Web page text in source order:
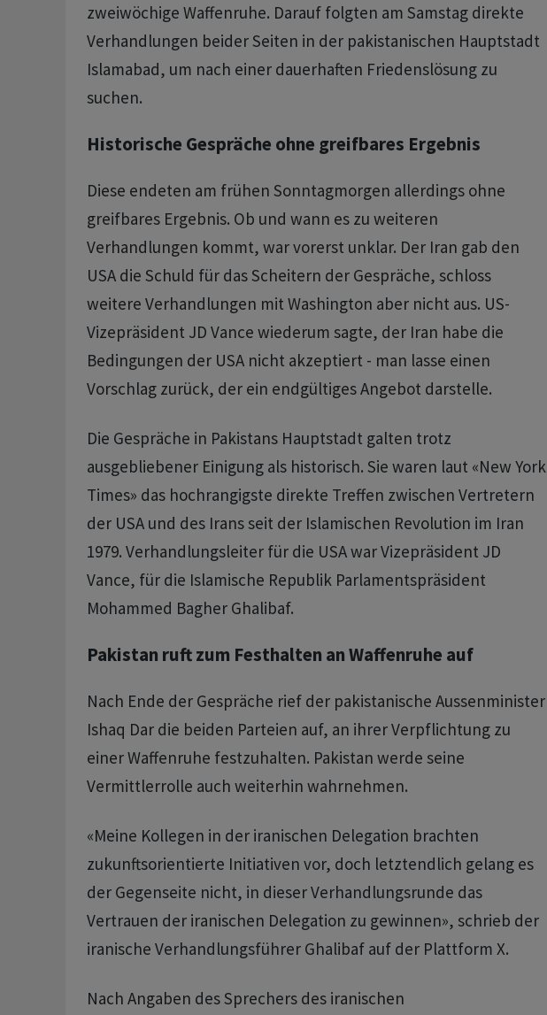
zweiwöchige Waffenruhe. Darauf folgten am Samstag direkte
Verhandlungen beider Seiten in der pakistanischen Hauptstadt
Islamabad, um nach einer dauerhaften Friedenslösung zu
suchen.
Historische Gespräche ohne greifbares Ergebnis
Diese endeten am frühen Sonntagmorgen allerdings ohne
greifbares Ergebnis. Ob und wann es zu weiteren
Verhandlungen kommt, war vorerst unklar. Der Iran gab den
USA die Schuld für das Scheitern der Gespräche, schloss
weitere Verhandlungen mit Washington aber nicht aus. US-
Vizepräsident JD Vance wiederum sagte, der Iran habe die
Bedingungen der USA nicht akzeptiert - man lasse einen
Vorschlag zurück, der ein endgültiges Angebot darstelle.
Die Gespräche in Pakistans Hauptstadt galten trotz
ausgebliebener Einigung als historisch. Sie waren laut «New York
Times» das hochrangigste direkte Treffen zwischen Vertretern
der USA und des Irans seit der Islamischen Revolution im Iran
1979. Verhandlungsleiter für die USA war Vizepräsident JD
Vance, für die Islamische Republik Parlamentspräsident
Mohammed Bagher Ghalibaf.
Pakistan ruft zum Festhalten an Waffenruhe auf
Nach Ende der Gespräche rief der pakistanische Aussenminister
Ishaq Dar die beiden Parteien auf, an ihrer Verpflichtung zu
einer Waffenruhe festzuhalten. Pakistan werde seine
Vermittlerrolle auch weiterhin wahrnehmen.
«Meine Kollegen in der iranischen Delegation brachten
zukunftsorientierte Initiativen vor, doch letztendlich gelang es
der Gegenseite nicht, in dieser Verhandlungsrunde das
Vertrauen der iranischen Delegation zu gewinnen», schrieb der
iranische Verhandlungsführer Ghalibaf auf der Plattform X.
Nach Angaben des Sprechers des iranischen